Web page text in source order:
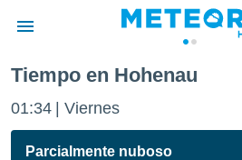
de
ha sido
Tiempo en Hohenau
01:34 Viernes
Parcialmente nuboso